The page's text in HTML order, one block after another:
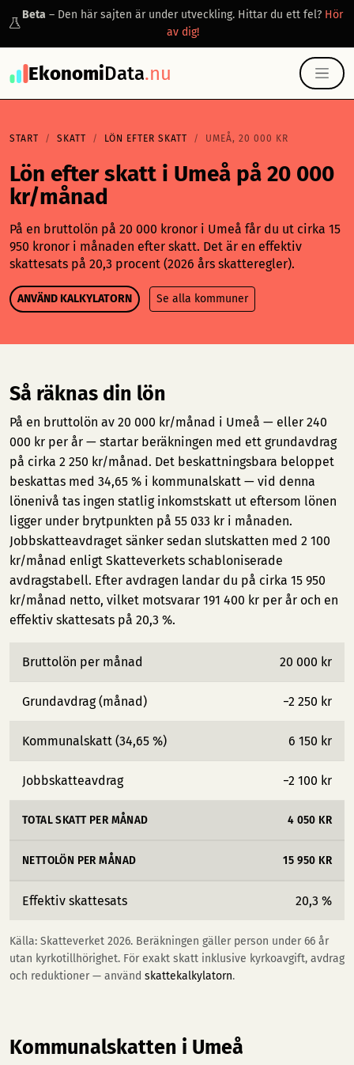
Beta – Den här sajten är under utveckling. Hittar du ett fel? Hör
av dig!
EkonomiData.nu
START SKATT LÖN EFTER SKATT UMEÅ, 20 000 KR
Lön efter skatt i Umeå på 20 000
kr/månad
På en bruttolön på 20 000 kronor i Umeå får du ut cirka 15
950 kronor i månaden efter skatt. Det är en effektiv
skattesats på 20,3 procent (2026 års skatteregler).
ANVÄND KALKYLATORN Se alla kommuner
Så räknas din lön
På en bruttolön av 20 000 kr/månad i Umeå — eller 240
000 kr per år — startar beräkningen med ett grundavdrag
på cirka 2 250 kr/månad. Det beskattningsbara beloppet
beskattas med 34,65 % i kommunalskatt — vid denna
lönenivå tas ingen statlig inkomstskatt ut eftersom lönen
ligger under brytpunkten på 55 033 kr i månaden.
Jobbskatteavdraget sänker sedan slutskatten med 2 100
kr/månad enligt Skatteverkets schabloniserade
avdragstabell. Efter avdragen landar du på cirka 15 950
kr/månad netto, vilket motsvarar 191 400 kr per år och en
effektiv skattesats på 20,3 %.
Bruttolön per månad 20 000 kr
Grundavdrag (månad) −2 250 kr
Kommunalskatt (34,65 %) 6 150 kr
Jobbskatteavdrag −2 100 kr
TOTAL SKATT PER MÅNAD 4 050 KR
NETTOLÖN PER MÅNAD 15 950 KR
Effektiv skattesats 20,3 %
Källa: Skatteverket 2026. Beräkningen gäller person under 66 år
utan kyrkotillhörighet. För exakt skatt inklusive kyrkoavgift, avdrag
och reduktioner — använd skattekalkylatorn.
Kommunalskatten i Umeå